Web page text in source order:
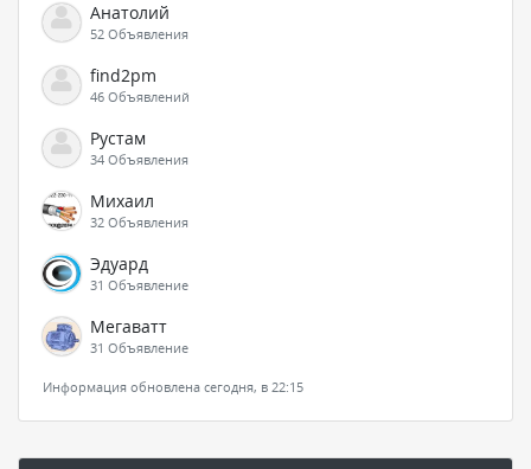
Анатолий
52 Объявления
find2pm
46 Объявлений
Рустам
34 Объявления
Михаил
32 Объявления
Эдуард
31 Объявление
Мегаватт
31 Объявление
Информация обновлена сегодня, в 22:15